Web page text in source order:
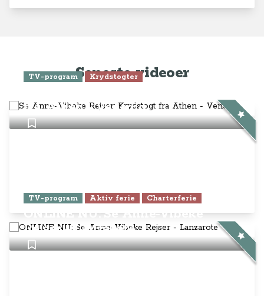
Seneste videoer
TV-program Krydstogter
fra Athen - Venedig
TV-program Aktiv ferie Charterferie
ONLINE NU: Se Anne-Vibeke
Rejser - Lanzarote